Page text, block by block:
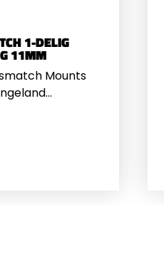
1-DELIG
11MM
Mounts
De
is altijd goed